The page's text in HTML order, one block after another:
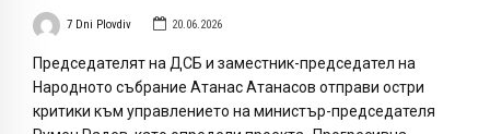
7 Dni Plovdiv 20.06.2026
Председателят на ДСБ и заместник-председател на
Народното събрание Атанас Атанасов отправи остри
критики към управлението на министър-председателя